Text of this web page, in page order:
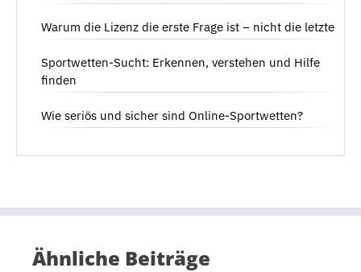
Warum die Lizenz die erste Frage ist – nicht die letzte
Sportwetten-Sucht: Erkennen, verstehen und Hilfe
finden
Wie seriös und sicher sind Online-Sportwetten?
Ähnliche Beiträge